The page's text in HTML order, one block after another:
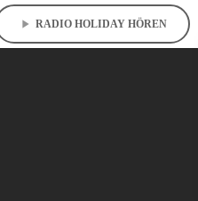
play_arrow RADIO HOLIDAY HÖREN